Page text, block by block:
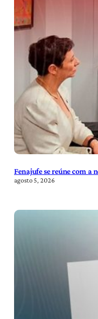
Fenajufe se reúne com
agosto 5, 2026